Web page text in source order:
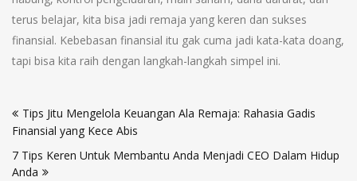
terus belajar, kita bisa jadi remaja yang keren dan sukses
finansial. Kebebasan finansial itu gak cuma jadi kata-kata doang,
tapi bisa kita raih dengan langkah-langkah simpel ini.
pos
Tips Jitu Mengelola Keuangan Ala Remaja: Rahasia Gadis
Finansial yang Kece Abis
7 Tips Keren Untuk Membantu Anda Menjadi CEO Dalam Hidup
Anda